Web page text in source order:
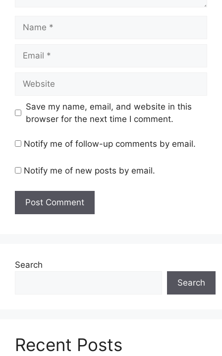
Save my name, email, and website in this
browser for the next time I comment.
Notify me of follow-up comments by email.
Notify me of new posts by email.
Search
Search
Recent Posts